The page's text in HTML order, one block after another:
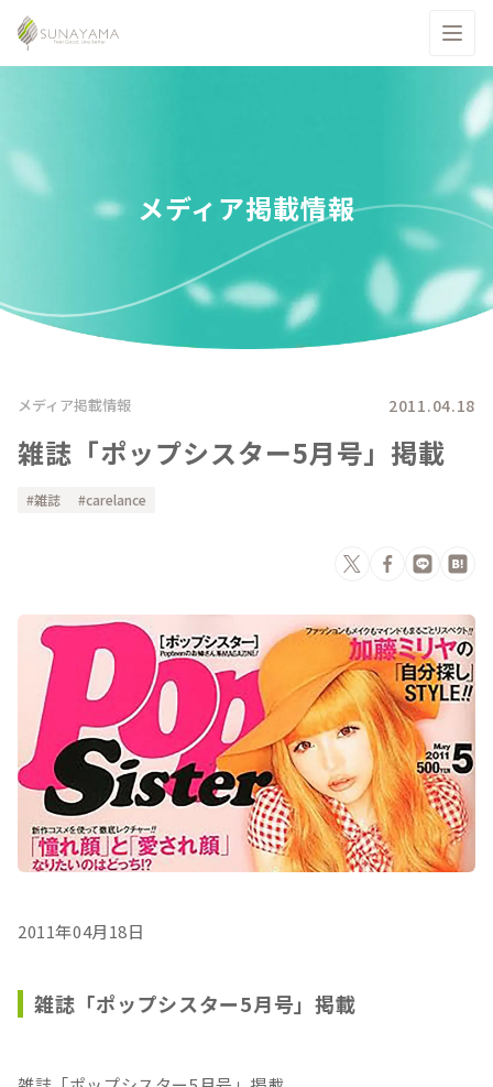
メディア掲載情報
メディア掲載情報 2011.04.18
雑誌「ポップシスター5月号」掲載
雑誌 carelance
2011年04月18日
雑誌「ポップシスター5月号」掲載